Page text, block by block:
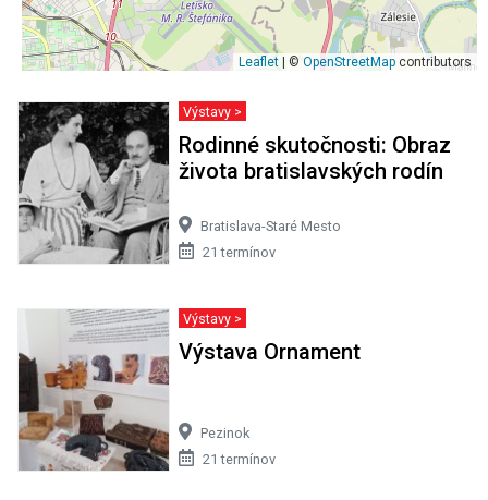
Leaflet | © OpenStreetMap contributors
Výstavy >
Rodinné skutočnosti: Obraz
života bratislavských rodín
Bratislava-Staré Mesto
21 termínov
Výstavy >
Výstava Ornament
Pezinok
21 termínov